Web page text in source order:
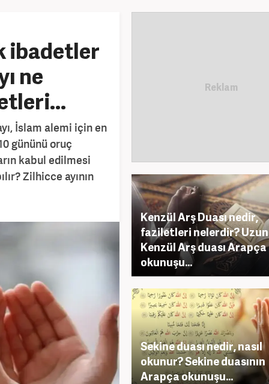
ibadetler
ne
İslam alemi için en
gününü oruç
kabul edilmesi
Zilhicce ayının
Kenzül Arş Duası nedir,
faziletleri nelerdir? Uzun
Kenzül Arş duası Arapça
okunuşu...
Sekine duası nedir, nasıl
okunur? Sekine duasının
Arapça okunuşu...